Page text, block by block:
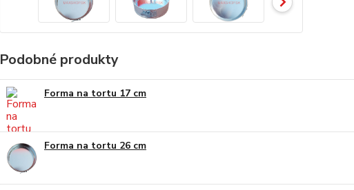
Podobné produkty
Forma na tortu 17 cm
Forma na tortu 26 cm